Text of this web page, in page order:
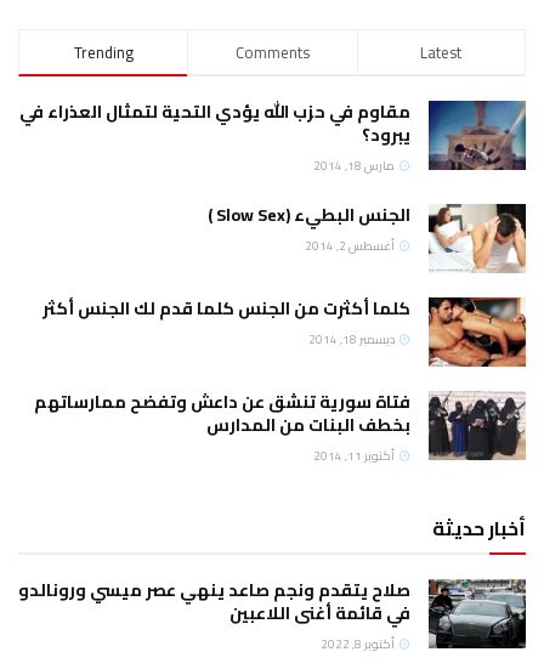
Trending Comments Latest
مقاوم في حزب الله يؤدي التحية لتمثال العذراء في
يبرود؟
مارس 18, 2014
الجنس البطيء (Slow Sex )
أغسطس 2, 2014
كلما أكثرت من الجنس كلما قدم لك الجنس أكثر
ديسمبر 18, 2014
فتاة سورية تنشق عن داعش وتفضح ممارساتهم
بخطف البنات من المدارس
أكتوبر 11, 2014
أخبار حديثة
صلاح يتقدم ونجم صاعد ينهي عصر ميسي ورونالدو
في قائمة أغنى اللاعبين
أكتوبر 8, 2022